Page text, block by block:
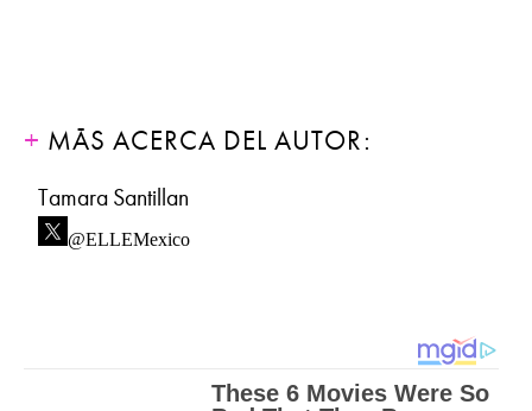
MÁS ACERCA DEL AUTOR:
Tamara Santillan
@ELLEMexico